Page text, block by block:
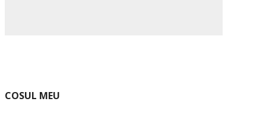
COSUL MEU